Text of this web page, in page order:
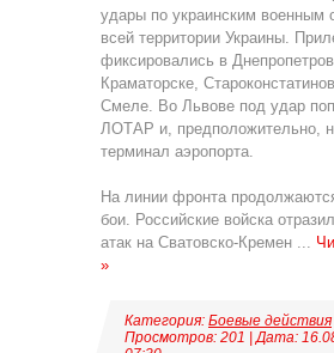
удары по украинским военным
всей территории Украины.
фиксировались в
Краматорске,
Смеле. Во Львове под удар
ЛОТАР и, предположительно,
терминал аэропорта.
На линии фронта
бои. Российские войска
атак на Сватовско-Кремен
»
Категория: Боевые действия
Просмотров: 201 | Дата: